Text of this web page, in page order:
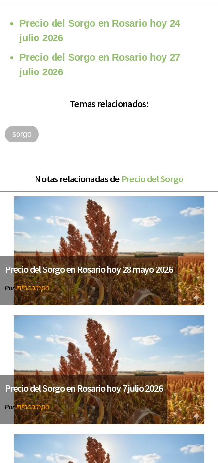
Precio del Sorgo en Rosario hoy 24
julio 2026
Precio del Sorgo en Rosario hoy 27
julio 2026
Temas relacionados:
sorgo
Notas relacionadas de Precio del Sorgo
Precio del Sorgo en Rosario hoy 28 mayo 2026
Porinfocampo
Precio del Sorgo en Rosario hoy 7 julio 2026
Porinfocampo